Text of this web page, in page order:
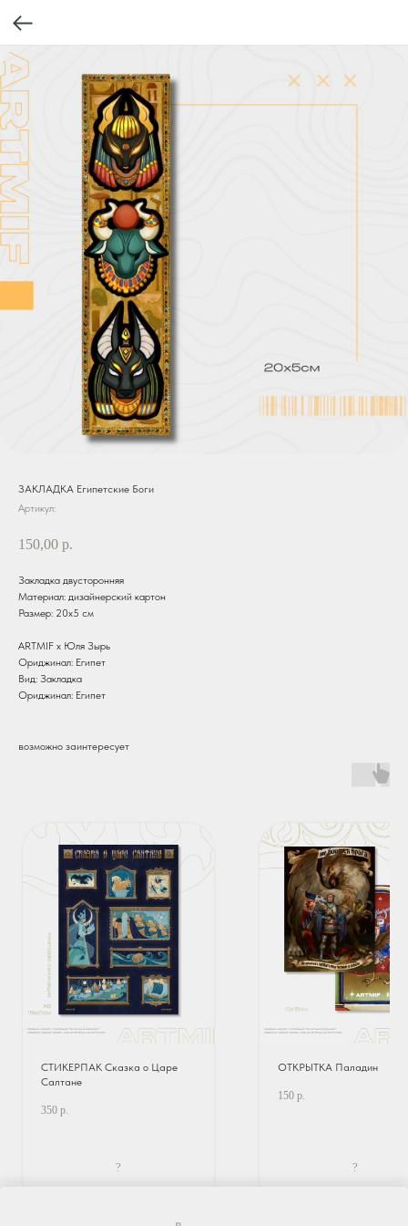
ЗАКЛАДКА Египетские Боги
Артикул:
150,00 р.
Закладка двусторонняя
Материал: дизайнерский картон
Размер: 20х5 см
ARTMIF х Юля Зырь
Ориджинал: Египет
Вид: Закладка
Ориджинал: Египет
возможно заинтересует
СТИКЕРПАК Сказка о Царе
Салтане
350 р.
?
ОТКРЫТКА Паладин
150 р.
?